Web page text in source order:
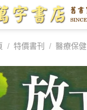
/ 特價書刊 / 醫療保健